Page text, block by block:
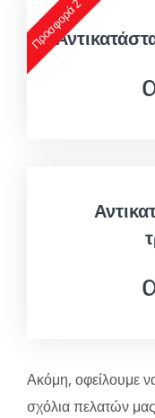
Προσφορά 2
Ακόμη, οφείλουμε
σχόλια πελατών